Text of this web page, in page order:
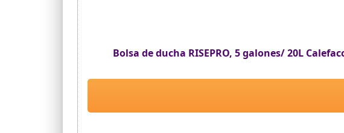
Bolsa de ducha RISEPRO, 5 galones/ 20L